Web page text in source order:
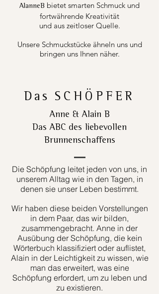
AlanneB bietet smarten Schmuck und
fortwährende Kreativität
und aus zeitloser Quelle.
Unsere Schmuckstücke ähneln uns und
bringen uns Ihnen näher.
Das SCHÖPFER
Anne & Alain B
Das ABC des liebevollen
Brunnenschaffens
Die Schöpfung leitet jeden von uns, in
unserem Alltag wie in den Tagen, in
denen sie unser Leben bestimmt.
Wir haben diese beiden Vorstellungen
in dem Paar, das wir bilden,
zusammengebracht. Anne in der
Ausübung der Schöpfung, die kein
Wörterbuch klassifiziert oder auflistet,
Alain in der Leichtigkeit zu wissen, wie
man das erweitert, was eine
Schöpfung erfordert, um zu leben und
zu existieren.